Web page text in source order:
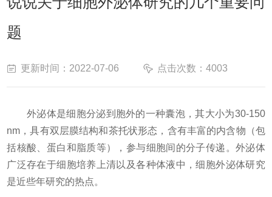
题
更新时间：2022-07-06 点击次数：4003
外泌体是细胞分泌到胞外的一种囊泡，其大小为30-150
nm，具有双层膜结构和茶托状形态，含有丰富的内含物（包
括核酸、蛋白和脂质等），参与细胞间的分子传递。外泌体
广泛存在于细胞培养上清以及各种体液中，细胞外泌体研究
是近些年研究的热点。